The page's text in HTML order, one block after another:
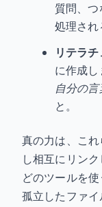
質問、
処理され
リテラ
に作成
自分の
と。
真の力は、こ
し相互にリンク
どのツールを
孤立したファ